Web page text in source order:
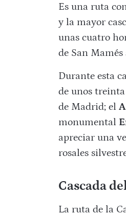
Es una ruta
y la mayor
unas cuatro
de San
Durante esta
de unos
de Madrid; el
monumental
apreciar una
rosales
Cascada
La ruta de la